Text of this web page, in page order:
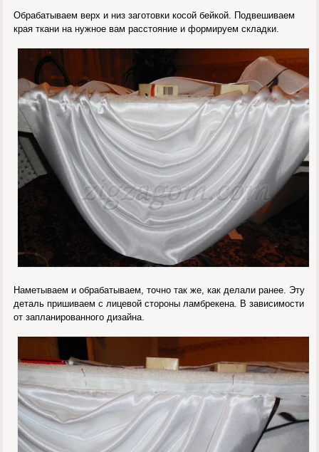
Обрабатываем верх и низ заготовки косой бейкой. Подвешиваем
края ткани на нужное вам расстояние и формируем складки.
Наметываем и обрабатываем, точно так же, как делали ранее. Эту
деталь пришиваем с лицевой стороны ламбрекена. В зависимости
от запланированного дизайна.